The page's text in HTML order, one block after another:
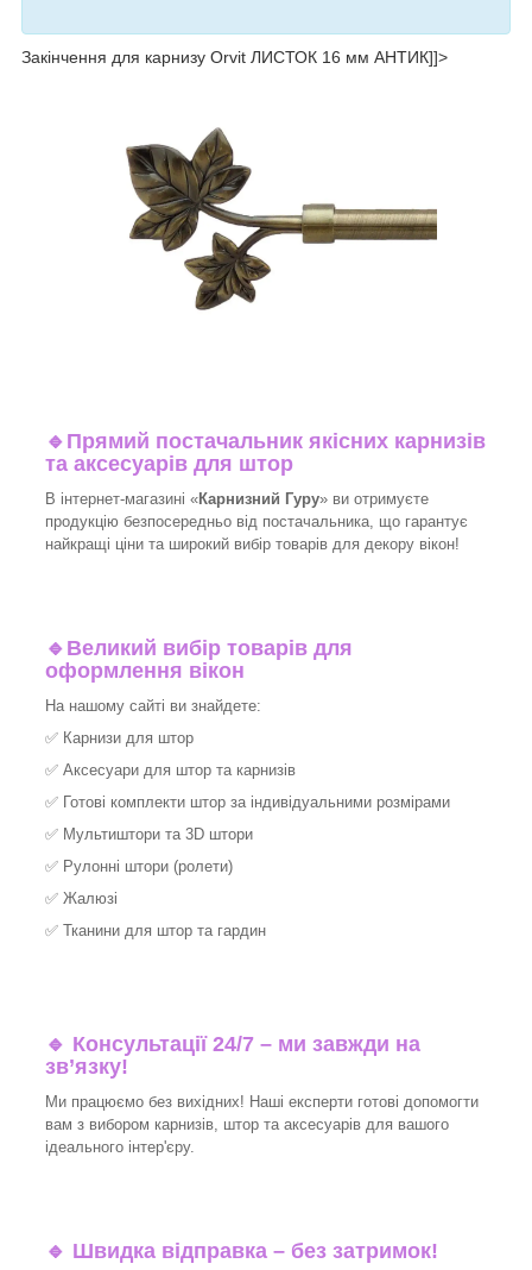
Закінчення для карнизу Orvit ЛИСТОК 16 мм АНТИК]]>
🔹 Прямий постачальник якісних карнизів
та аксесуарів для штор
В інтернет-магазині «Карнизний Гуру» ви отримуєте
продукцію безпосередньо від постачальника, що гарантує
найкращі ціни та широкий вибір товарів для декору вікон!​
🔹 Великий вибір товарів для
оформлення вікон
На нашому сайті ви знайдете:
✅ Карнизи для штор
✅ Аксесуари для штор та карнизів
✅ Готові комплекти штор за індивідуальними розмірами
✅ Мультиштори та 3D штори
✅ Рулонні штори (ролети)
✅ Жалюзі
✅ Тканини для штор та гардин
🔹 Консультації 24/7 – ми завжди на
зв’язку!
Ми працюємо без вихідних! Наші експерти готові допомогти
вам з вибором карнизів, штор та аксесуарів для вашого
ідеального інтер'єру.​
🔹 Швидка відправка – без затримок!